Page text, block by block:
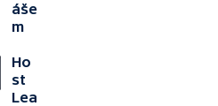
áše
m
Ho
st
Lea